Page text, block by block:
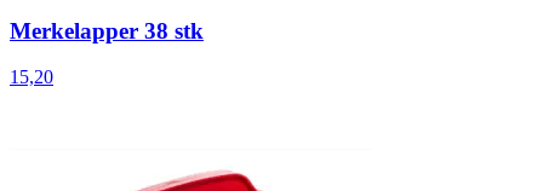
Merkelapper 38 stk
15,20